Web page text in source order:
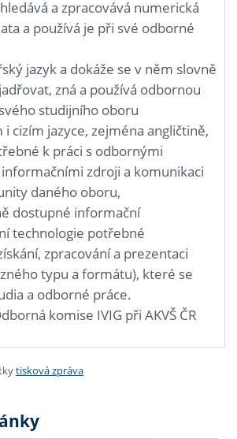
a zpracovává numerická
a používá je při své odborné
jazyk a dokáže se v něm slovně
zná a používá odbornou
studijního oboru
cizím jazyce, zejména angličtině,
k práci s odbornými
zdroji a komunikaci
daného oboru,
dostupné informační
technologie potřebné
zpracování a prezentaci
typu a formátu), které se
a odborné práce.
komise IVIG při AKVŠ ČR
tisková zpráva